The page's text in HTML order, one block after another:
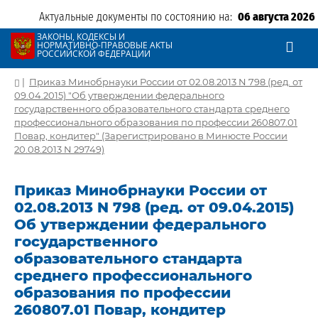
Актуальные документы по состоянию на: 06 августа 2026
ЗАКОНЫ, КОДЕКСЫ И
НОРМАТИВНО-ПРАВОВЫЕ АКТЫ
РОССИЙСКОЙ ФЕДЕРАЦИИ
| Приказ Минобрнауки России от 02.08.2013 N 798 (ред. от
09.04.2015) "Об утверждении федерального
государственного образовательного стандарта среднего
профессионального образования по профессии 260807.01
Повар, кондитер" (Зарегистрировано в Минюсте России
20.08.2013 N 29749)
Приказ Минобрнауки России от
02.08.2013 N 798 (ред. от 09.04.2015)
Об утверждении федерального
государственного
образовательного стандарта
среднего профессионального
образования по профессии
260807.01 Повар, кондитер